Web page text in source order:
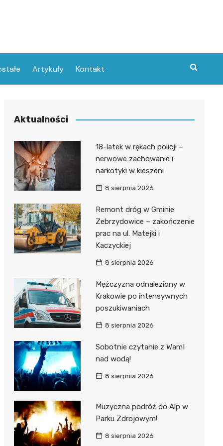
Artykuły Kontakt
Aktualności
18-latek w rękach policji –
nerwowe zachowanie i
narkotyki w kieszeni
8 sierpnia 2026
Remont dróg w Gminie
Zebrzydowice – zakończenie
prac na ul. Matejki i
Kaczyckiej
8 sierpnia 2026
Mężczyzna odnaleziony w
Krakowie po intensywnych
poszukiwaniach
8 sierpnia 2026
Sobotnie czytanie z WamI
nad wodą!
8 sierpnia 2026
Muzyczna podróż do Alp w
Parku Zdrojowym!
8 sierpnia 2026